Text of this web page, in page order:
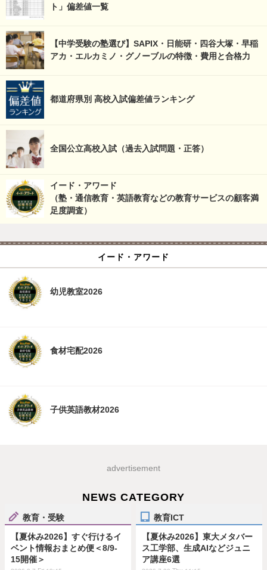
ト」偏差値一覧
【中学受験の塾選び】SAPIX・日能研・四谷大塚・早稲
アカ・エルカミノ・グノーブルの特徴・費用と合格力
都道府県別 高校入試偏差値ランキング
全国公立高校入試（過去入試問題・正答）
イード・アワード
（塾・通信教育・英語教育などの教育サービスの顧客満
足度調査）
イード・アワード
幼児教室2026
食材宅配2026
子供英語教材2026
advertisement
NEWS CATEGORY
教育・受験
【夏休み2026】すぐ行けるイ
ベント情報おまとめ便＜8/9-
15開催＞
教育ICT
【夏休み2026】東大メタバー
ス工学部、生成AIなどジュニ
ア講座6選